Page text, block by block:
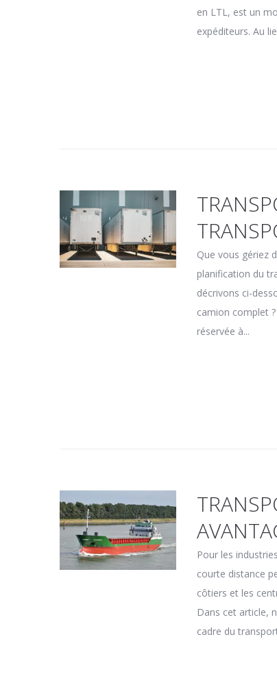
en LTL, est un
expéditeurs. Au
Que vous gériez
planification du
décrivons ci-
camion complet
réservée à...
Pour les
courte distance
côtiers et les
Dans cet article,
cadre du